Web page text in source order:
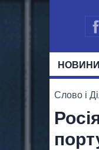
НОВИНИ
Слово і